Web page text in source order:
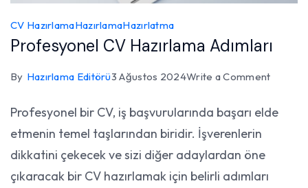
CV HazırlamaHazırlamaHazırlatma
Profesyonel CV Hazırlama Adımları
By Hazırlama Editörü3 Ağustos 2024Write a Commenton
CV
Profesyonel bir CV, iş başvurularında başarı elde
etmenin temel taşlarından biridir. İşverenlerin
dikkatini çekecek ve sizi diğer adaylardan öne
çıkaracak bir CV hazırlamak için belirli adımları